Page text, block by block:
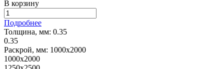
В корзину
Подробнее
Толщина, мм: 0.35
0.35
Раскрой, мм: 1000х2000
1000х2000